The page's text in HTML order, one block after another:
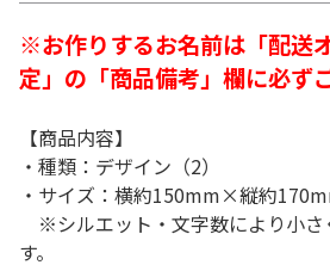
※お作りするお名前は「配送
定」の「商品備考」欄に必ず
【商品内容】
・種類：デザイン（2）
・サイズ：横約150mm×縦約
※シルエット・文字数により小さ
す。